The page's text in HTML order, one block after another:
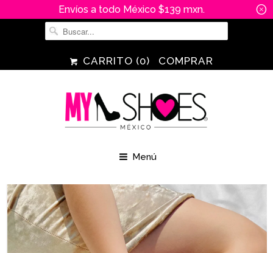
Envíos a todo México $139 mxn. ␡
CARRITO (0) COMPRAR
Menú